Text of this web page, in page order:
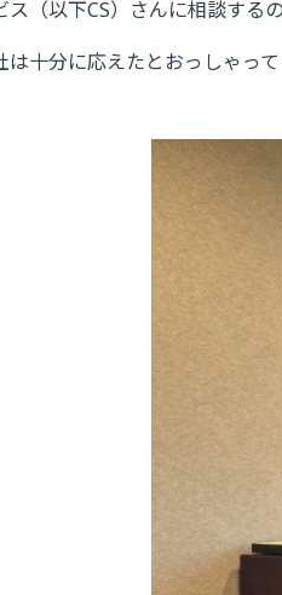
（以下CS）さんに相談する
十分に応えたとおっしゃって